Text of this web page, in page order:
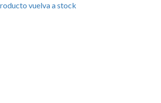
vuelva a stock